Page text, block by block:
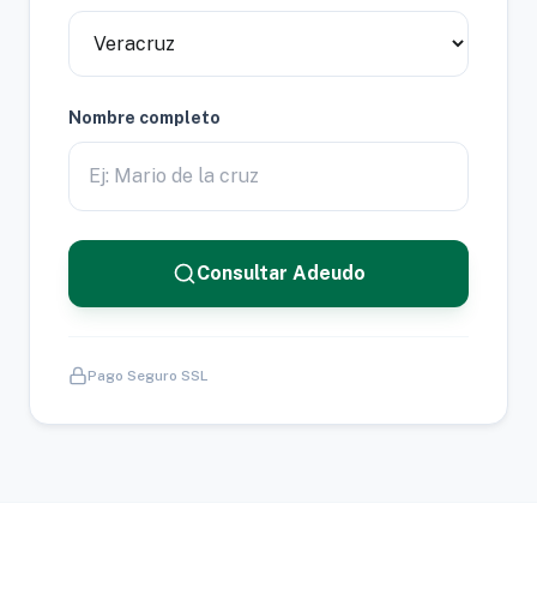
Nombre completo
Consultar Adeudo
Pago Seguro SSL